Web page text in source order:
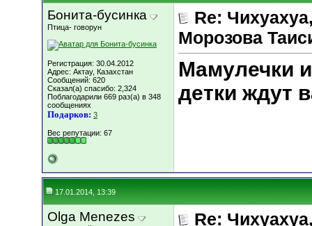
Бонита-бусинка
Птица- говорун
Регистрация: 30.04.2012
Адрес: Актау, Казахстан
Сообщений: 620
Сказал(а) спасибо: 2,324
Поблагодарили 669 раз(а) в 348
сообщениях
Подарков: 3
Вес репутации: 67
Re:
Морозова
Мамулечки
детки ждут
17.01.2014, 13:39
Olga Menezes Re: